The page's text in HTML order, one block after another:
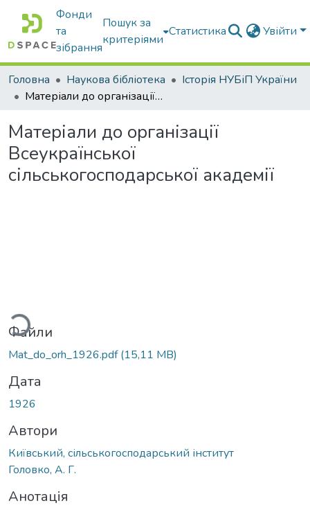
Фонди
та
зібрання
Пошук за
критеріями
Статистика Увійти
Головна Наукова бібліотека
Історія НУБіП України
Матеріали до організації Всеукраїнської сільськогосподарської академії
Матеріали до організації
Всеукраїнської
сільськогосподарської академії
Файли
Mat_do_orh_1926.pdf(15,11 MB)
Дата
1926
Автори
Київський, сільськогосподарський інститут
Головко, А. Г.
Анотація